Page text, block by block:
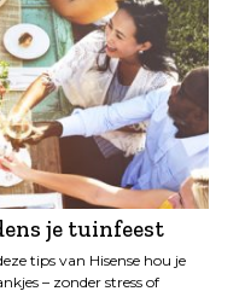
je tuinfeest
tips van Hisense hou je
– zonder stress of